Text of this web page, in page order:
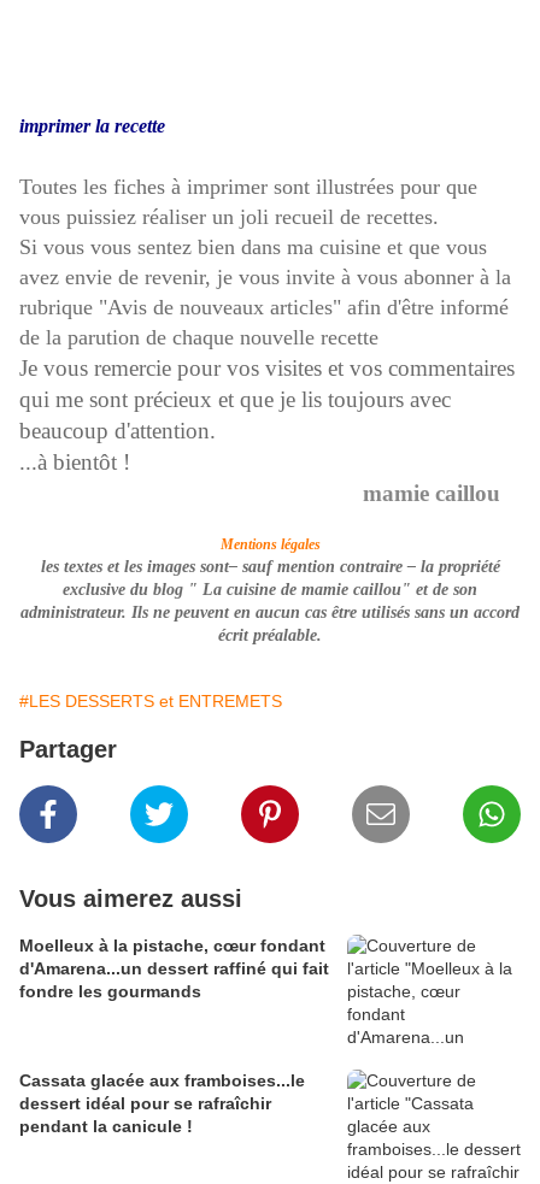
imprimer la recette
Toutes les fiches à imprimer sont illustrées pour que
vous puissiez réaliser un joli recueil de recettes.
Si vous vous sentez bien dans ma cuisine et que vous
avez envie de revenir, je vous invite à vous abonner à la
rubrique "Avis de nouveaux articles" afin d'être informé
de la parution de chaque nouvelle recette
Je vous remercie pour vos visites et vos commentaires
qui me sont précieux et que je lis toujours avec
beaucoup d'attention.
...à bientôt !
mamie caillou
Mentions légales
les textes et les images sont– sauf mention contraire –la propriété
exclusive du blog " La cuisine de mamie caillou" et de son
administrateur. Ils ne peuvent en aucun cas être utilisés sans un accord
écrit préalable.
#LES DESSERTS et ENTREMETS
Partager
Vous aimerez aussi
Moelleux à la pistache, cœur fondant
d'Amarena...un dessert raffiné qui fait
fondre les gourmands
Cassata glacée aux framboises...le
dessert idéal pour se rafraîchir
pendant la canicule !